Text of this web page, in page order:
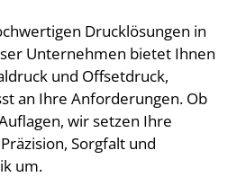
Drucklösungen in
Unternehmen bietet Ihnen
und Offsetdruck,
an Ihre Anforderungen. Ob
wir setzen Ihre
Sorgfalt und
um.